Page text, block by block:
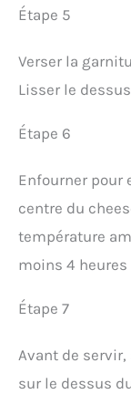
Étape 5
Verser la
Lisser le
Étape 6
Enfourner pour
centre du
température
moins 4
Étape 7
Avant de
sur le dessus